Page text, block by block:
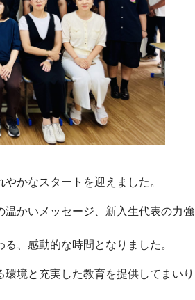
かなスタートを迎えました。
かいメッセージ、新入生代表の力強
、感動的な時間となりました。
境と充実した教育を提供してまいり